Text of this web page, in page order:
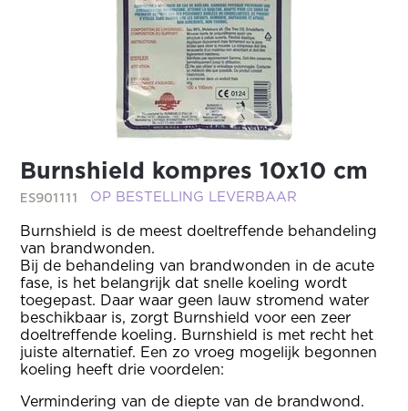
Burnshield kompres 10x10 cm
ES901111 OP BESTELLING LEVERBAAR
Burnshield is de meest doeltreffende behandeling
van brandwonden.
Bij de behandeling van brandwonden in de acute
fase, is het belangrijk dat snelle koeling wordt
toegepast. Daar waar geen lauw stromend water
beschikbaar is, zorgt Burnshield voor een zeer
doeltreffende koeling. Burnshield is met recht het
juiste alternatief. Een zo vroeg mogelijk begonnen
koeling heeft drie voordelen:
Vermindering van de diepte van de brandwond.